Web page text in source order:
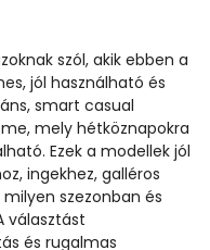
szól, akik ebben a
jól használható és
smart casual
mely hétköznapokra
Ezek a modellek jól
ingekhez, galléros
szezonban és
választást
és rugalmas